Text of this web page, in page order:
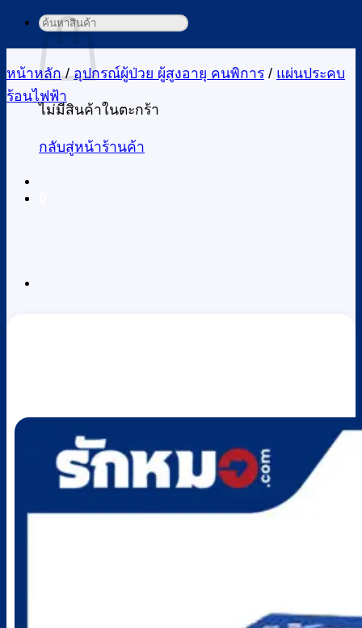
ไม่มีสินค้าในตะกร้า
กลับสู่หน้าร้านค้า
ค้นหา:
หน้าหลัก / อุปกรณ์ผู้ป่วย ผู้สูงอายุ คนพิการ / แผ่นประคบ
ร้อนไฟฟ้า